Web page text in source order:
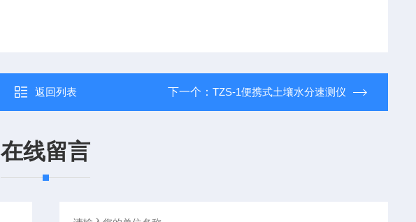
返回列表 下一个： TZS-1便携式土壤水分速测仪
在线留言